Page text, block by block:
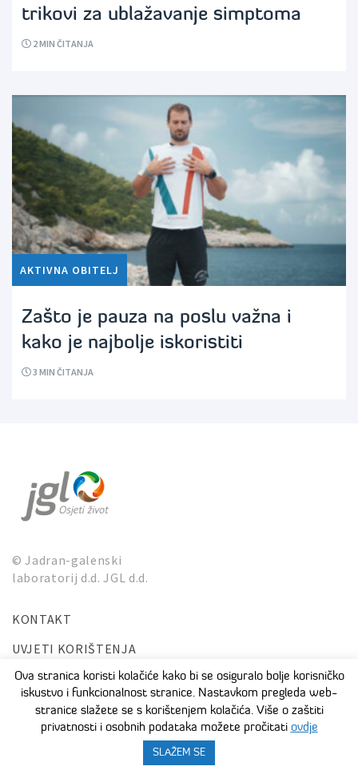
trikovi za ublažavanje simptoma
2MIN ČITANJA
AKTIVNA OBITELJ
Zašto je pauza na poslu važna i
kako je najbolje iskoristiti
3 MIN ČITANJA
© Jadran-galenski
laboratorij d.d. JGL d.d.
KONTAKT
UVJETI KORIŠTENJA
ZAŠTITA PRIVATNOSTI I OSOBNIH PODATAKA
Ova stranica koristi kolačiće kako bi se osiguralo bolje korisničko
iskustvo i funkcionalnost stranice. Nastavkom pregleda web-
stranice slažete se s korištenjem kolačića. Više o zaštiti
privatnosti i osobnih podataka možete pročitati ovdje
SLAŽEM SE